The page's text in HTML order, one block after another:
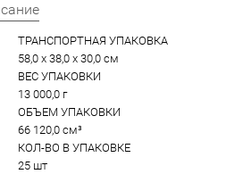
ТРАНСПОРТНАЯ УПАКОВКА
58,0 x 38,0 x 30,0 см
ВЕС УПАКОВКИ
13 000,0 г
ОБЪЕМ УПАКОВКИ
66 120,0 см³
КОЛ-ВО В УПАКОВКЕ
25 шт